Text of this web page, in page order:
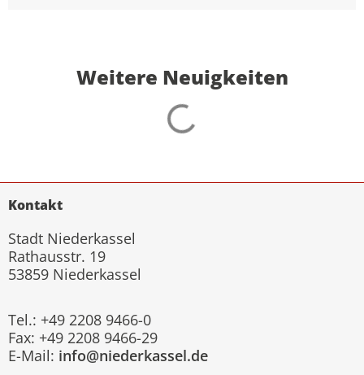
Weitere Neuigkeiten
Kontakt
Stadt Niederkassel
Rathausstr. 19
53859 Niederkassel
Tel.: +49 2208 9466-0
Fax: +49 2208 9466-29
E-Mail: info@niederkassel.de